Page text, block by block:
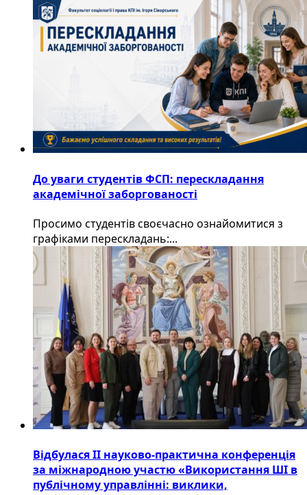
До уваги студентів ФСП: перескладання
академічної заборгованості
Просимо студентів своєчасно ознайомитися з
графіками перескладань:...
Відбулася ІІ науково-практична конференція
за міжнародною участю «Використання ШІ в
публічному управлінні: виклики,